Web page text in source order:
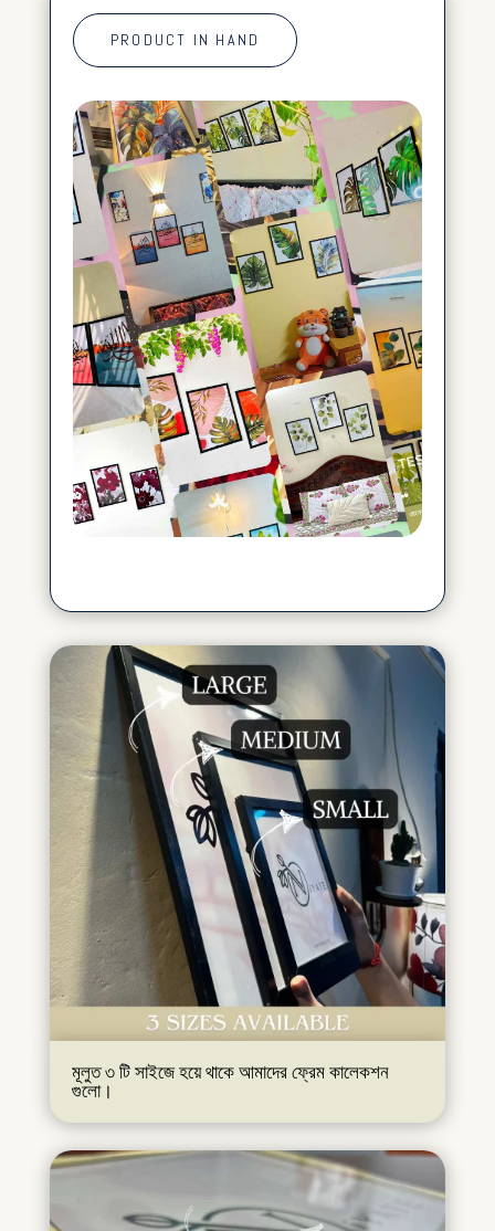
PRODUCT IN HAND
মূলুত ৩ টি সাইজে হয়ে থাকে আমাদের ফ্রেম কালেকশন
গুলো।